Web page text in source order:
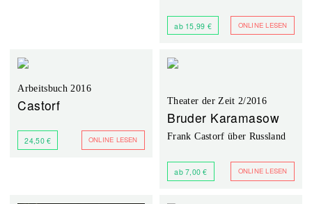
ab 15,99 € ONLINE LESEN
Arbeitsbuch 2016
Castorf
24,50 € ONLINE LESEN
Theater der Zeit 2/2016
Bruder Karamasow
Frank Castorf über Russland
ab 7,00 € ONLINE LESEN